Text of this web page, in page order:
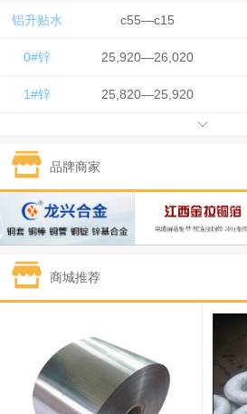
铝升贴水 c55—c15
0#锌 25,920—26,020
1#锌 25,820—25,920
1#锡 434,000—436,000
1#镍 129,550—130,750
1#白银 15,100—15,110
钯金
89,000—95,000
2#锑 85,000—91,000
品牌商家
商城推荐